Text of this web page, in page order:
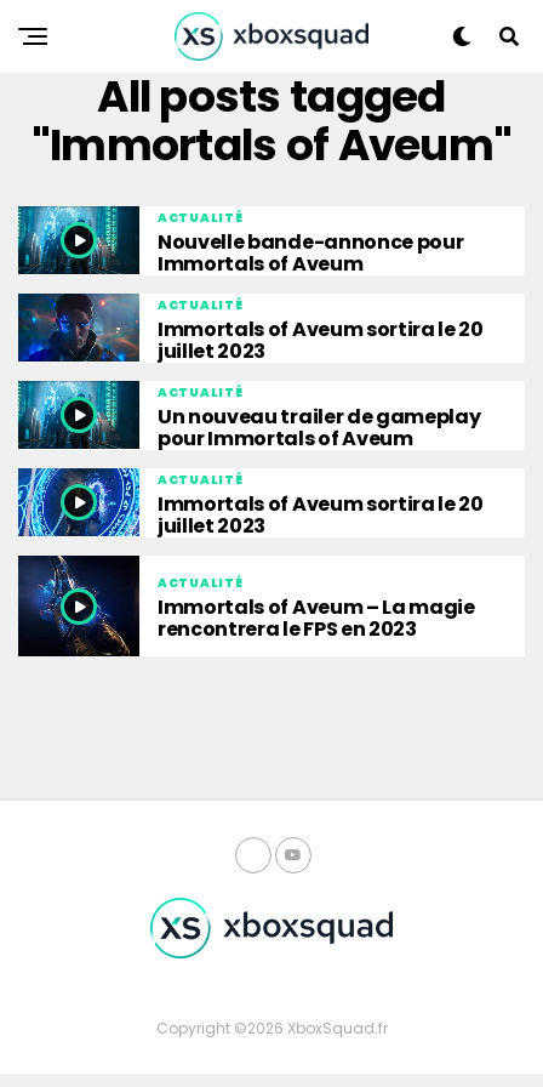
All posts tagged
"Immortals of Aveum"
ACTUALITÉ
Nouvelle bande-annonce pour
Immortals of Aveum
ACTUALITÉ
Immortals of Aveum sortira le 20
juillet 2023
ACTUALITÉ
Un nouveau trailer de gameplay
pour Immortals of Aveum
ACTUALITÉ
Immortals of Aveum sortira le 20
juillet 2023
ACTUALITÉ
Immortals of Aveum – La magie
rencontrera le FPS en 2023
Copyright ©2026 XboxSquad.fr